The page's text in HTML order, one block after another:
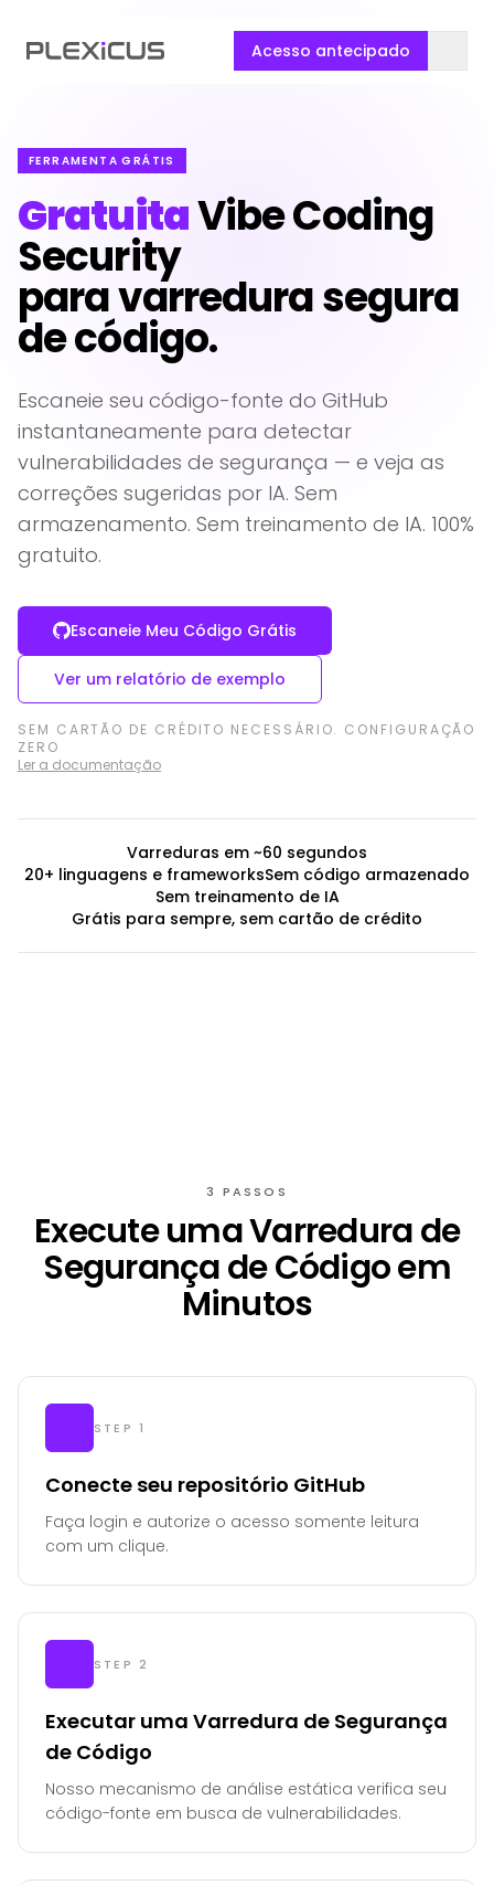
Acesso antecipado
FERRAMENTA GRÁTIS
GratuitaVibe Coding
Security
para varredura segura
de código.
Escaneie seu código-fonte do GitHub
instantaneamente para detectar
vulnerabilidades de segurança — e veja as
correções sugeridas por IA. Sem
armazenamento. Sem treinamento de IA. 100%
gratuito.
Escaneie Meu Código Grátis
Ver um relatório de exemplo
SEM CARTÃO DE CRÉDITO NECESSÁRIO. CONFIGURAÇÃO
ZERO
Ler a documentação
Varreduras em ~60 segundos
20+ linguagens e frameworksSem código armazenado
Sem treinamento de IA
Grátis para sempre, sem cartão de crédito
3 PASSOS
Execute uma Varredura de
Segurança de Código em
Minutos
STEP 1
Conecte seu repositório GitHub
Faça login e autorize o acesso somente leitura
com um clique.
STEP 2
Executar uma Varredura de Segurança
de Código
Nosso mecanismo de análise estática verifica seu
código-fonte em busca de vulnerabilidades.